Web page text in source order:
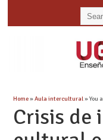
Home»Aula intercultural» You
Crisis de